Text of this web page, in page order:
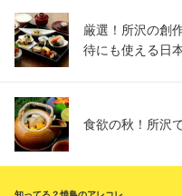
厳選！所沢の創
待にも使える日
食欲の秋！所沢